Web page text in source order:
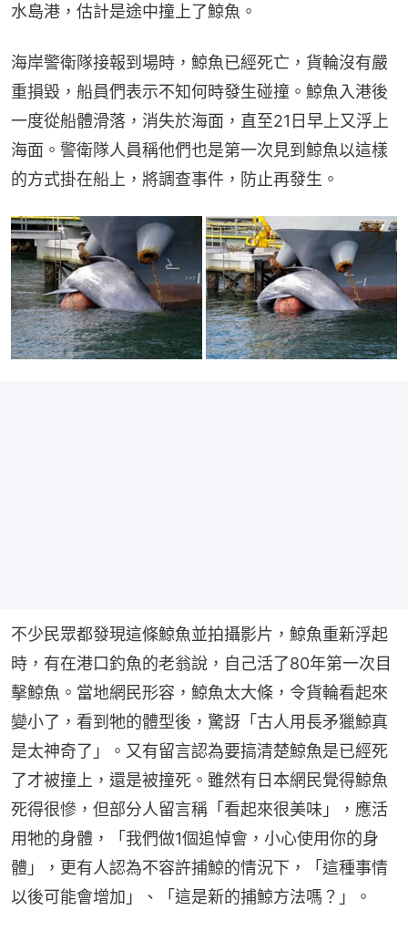
水島港，估計是途中撞上了鯨魚。
海岸警衛隊接報到場時，鯨魚已經死亡，貨輪沒有嚴
重損毀，船員們表示不知何時發生碰撞。鯨魚入港後
一度從船體滑落，消失於海面，直至21日早上又浮上
海面。警衛隊人員稱他們也是第一次見到鯨魚以這樣
的方式掛在船上，將調查事件，防止再發生。
不少民眾都發現這條鯨魚並拍攝影片，鯨魚重新浮起
時，有在港口釣魚的老翁說，自己活了80年第一次目
擊鯨魚。當地網民形容，鯨魚太大條，令貨輪看起來
變小了，看到牠的體型後，驚訝「古人用長矛獵鯨真
是太神奇了」。又有留言認為要搞清楚鯨魚是已經死
了才被撞上，還是被撞死。雖然有日本網民覺得鯨魚
死得很慘，但部分人留言稱「看起來很美味」，應活
用牠的身體，「我們做1個追悼會，小心使用你的身
體」，更有人認為不容許捕鯨的情況下，「這種事情
以後可能會增加」、「這是新的捕鯨方法嗎？」。